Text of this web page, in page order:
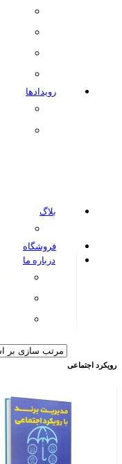
رویدادها
بلاگ
فروشگاه
درباره ما
رویکرد اجتماعی